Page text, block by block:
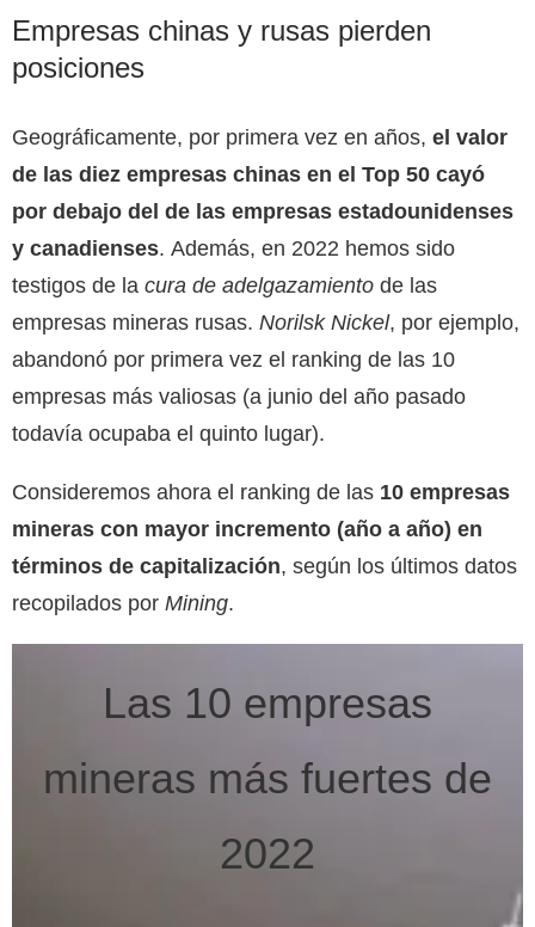
Empresas chinas y rusas pierden
posiciones
Geográficamente, por primera vez en años, el valor
de las diez empresas chinas en el Top 50 cayó
por debajo del de las empresas estadounidenses
y canadienses. Además, en 2022 hemos sido
testigos de la cura de adelgazamiento de las
empresas mineras rusas. Norilsk Nickel, por ejemplo,
abandonó por primera vez el ranking de las 10
empresas más valiosas (a junio del año pasado
todavía ocupaba el quinto lugar).
Consideremos ahora el ranking de las 10 empresas
mineras con mayor incremento (año a año) en
términos de capitalización, según los últimos datos
recopilados por Mining.
Las 10 empresas
mineras más fuertes de
2022